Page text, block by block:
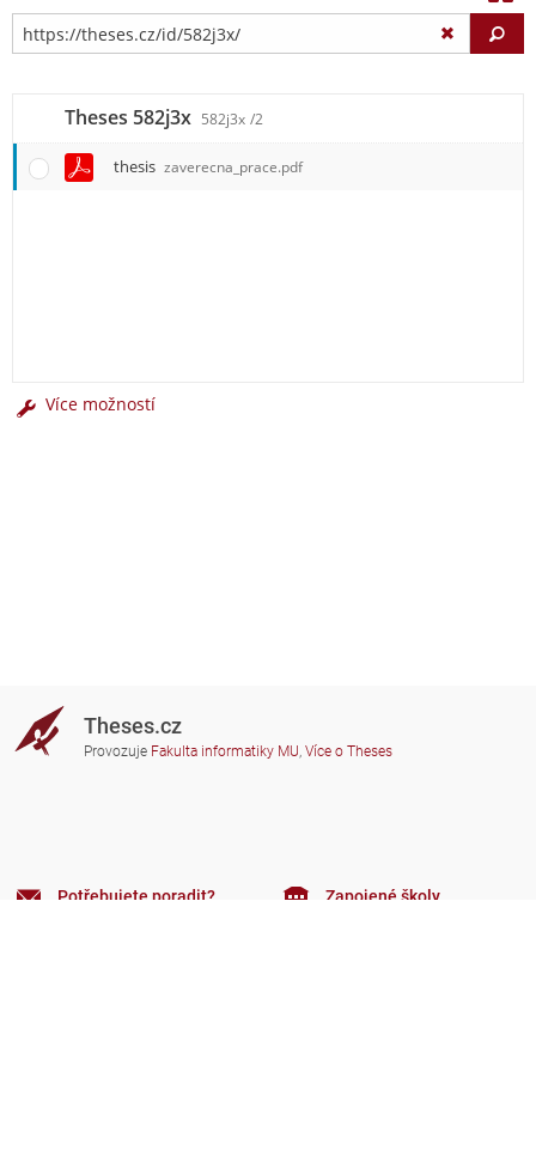
Theses 582j3x 582j3x /2
thesis zaverecna_prace.pdf
Více možností
Theses.cz
Provozuje Fakulta informatiky MU, Více o Theses
Potřebujete poradit? Zapojené školy